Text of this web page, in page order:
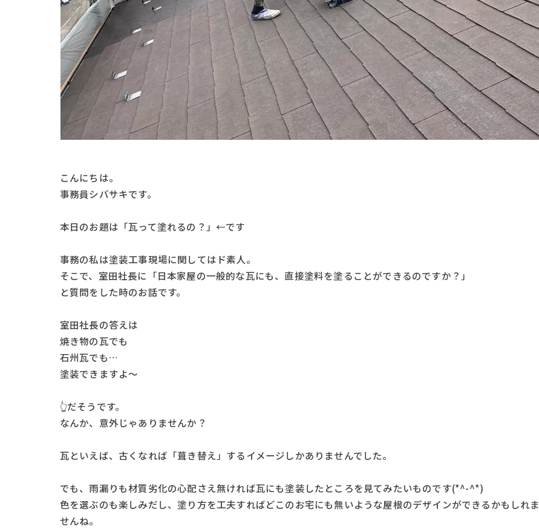
こんにちは。
事務員シバサキです。
本日のお題は「瓦って塗れるの？」←です
事務の私は塗装工事現場に関してはド素人。
そこで、室田社長に「日本家屋の一般的な瓦にも、直接塗料を塗ることができるのですか​​​​​​？」
​​​​​​と質問をした時のお話です。
室田社長の答えは
焼き物の瓦でも
石州瓦でも…
塗装できますよ～
👆だそうです。
なんか、意外じゃありませんか？
瓦といえば、古くなれば「葺き替え」するイメージしかありませんでした。
でも、雨漏りも材質劣化の心配さえ無ければ瓦にも塗装したところを見てみたいものです(*^-^*)
色を選ぶのも楽しみだし、塗り方を工夫すればどこのお宅にも無いような屋根のデザインができるかもしれま
せんね。